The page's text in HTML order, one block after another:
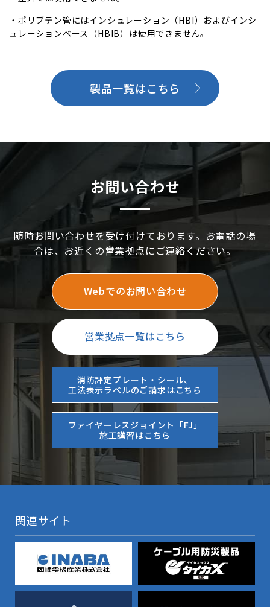
・ポリブテン管にはインシュレーション（HBI）およびインシ
ュレーションベース（HBIB）は使用できません。
製品一覧はこちら
お問い合わせ
随時お問い合わせを受け付けております。お電話の場
合は、お近くの営業拠点にご連絡ください。
Webでのお問い合わせ
営業拠点一覧はこちら
消防評定プレート・シール、
工法表示ラベルのご請求はこちら
ファイヤーレスジョイント「FJ」
施工講習はこちら
関連サイト